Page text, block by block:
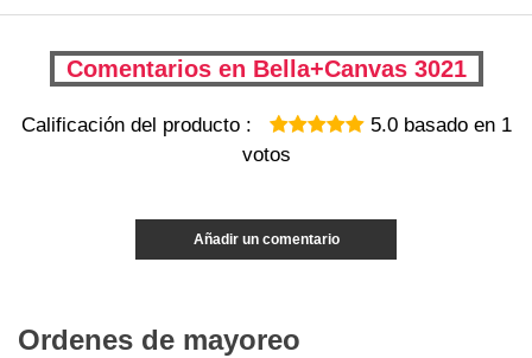
Comentarios en Bella+Canvas 3021
Calificación del producto : 5.0basado en 1
votos
Añadir un comentario
Ordenes de mayoreo